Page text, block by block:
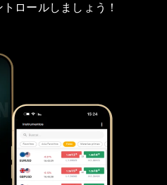
ロールしましょう！